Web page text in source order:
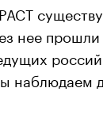
нее
наблюдаем